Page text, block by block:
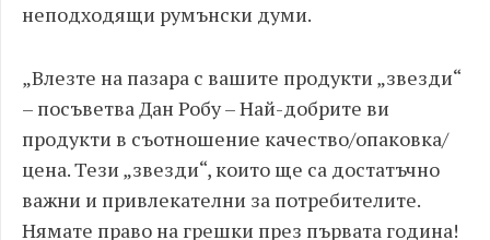
неподходящи румънски думи.
„Влезте на пазара с вашите продукти „звезди“
– посъветва Дан Робу – Най-добрите ви
продукти в съотношение качество/опаковка/
цена. Тези „звезди“, които ще са достатъчно
важни и привлекателни за потребителите.
Нямате право на грешки през първата година!